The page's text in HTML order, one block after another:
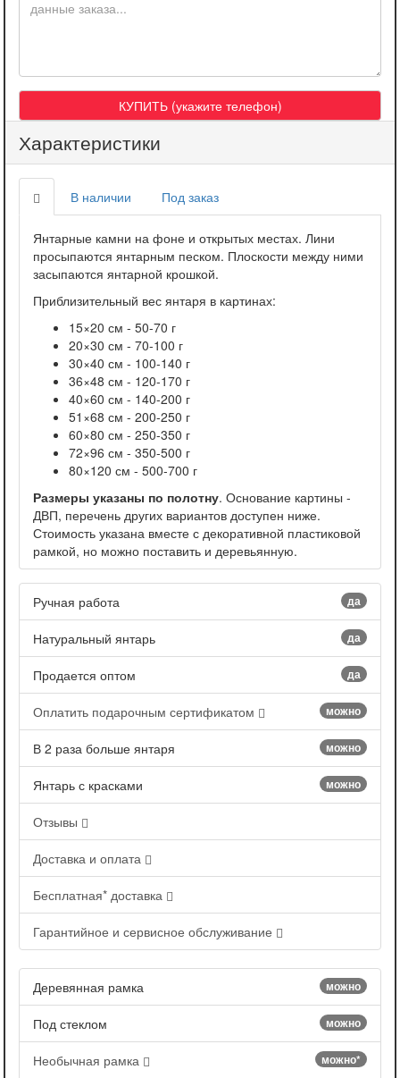
Характеристики
В наличии Под заказ
Янтарные камни на фоне и открытых местах. Лини
просыпаются янтарным песком. Плоскости между ними
засыпаются янтарной крошкой.
Приблизительный вес янтаря в картинах:
15×20 см - 50-70 г
20×30 см - 70-100 г
30×40 см - 100-140 г
36×48 см - 120-170 г
40×60 см - 140-200 г
51×68 см - 200-250 г
60×80 см - 250-350 г
72×96 см - 350-500 г
80×120 см - 500-700 г
Размеры указаны по полотну. Основание картины -
ДВП, перечень других вариантов доступен ниже.
Стоимость указана вместе с декоративной пластиковой
рамкой, но можно поставить и деревьянную.
да
Ручная работа
да
Натуральный янтарь
да
Продается оптом
можно
Оплатить подарочным сертификатом
можно
В 2 раза больше янтаря
можно
Янтарь с красками
Отзывы
Доставка и оплата
Бесплатная* доставка
Гарантийное и сервисное обслуживание
можно
Деревянная рамка
можно
Под стеклом
можно*
Необычная рамка